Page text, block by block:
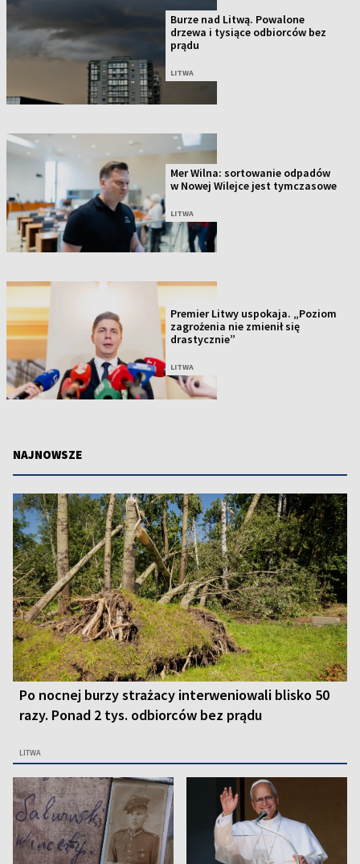
Burze nad Litwą. Powalone
drzewa i tysiące odbiorców bez
prądu
LITWA
Mer Wilna: sortowanie odpadów
w Nowej Wilejce jest tymczasowe
LITWA
Premier Litwy uspokaja. „Poziom
zagrożenia nie zmienił się
drastycznie”
LITWA
NAJNOWSZE
Po nocnej burzy strażacy interweniowali blisko 50
razy. Ponad 2 tys. odbiorców bez prądu
LITWA